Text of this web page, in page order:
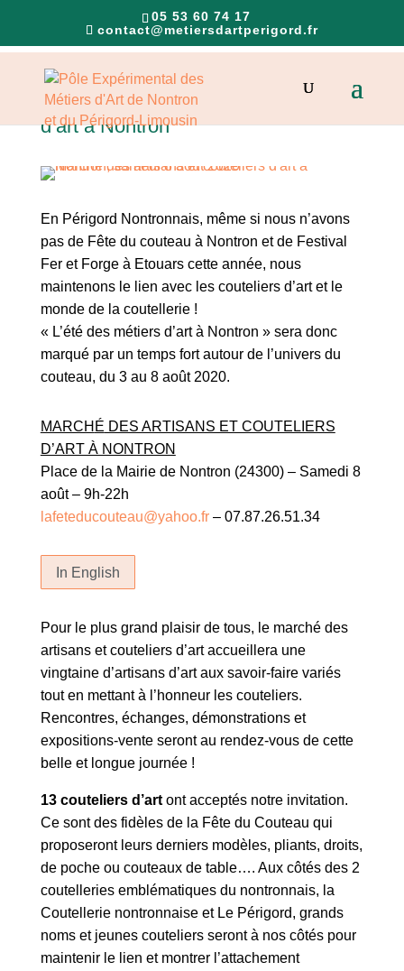
05 53 60 74 17
contact@metiersdartperigord.fr
Marché des artisans et couteliers
d’art à Nontron
En Périgord Nontronnais, même si nous n’avons
pas de Fête du couteau à Nontron et de Festival
Fer et Forge à Etouars cette année, nous
maintenons le lien avec les couteliers d’art et le
monde de la coutellerie !
« L’été des métiers d’art à Nontron » sera donc
marqué par un temps fort autour de l’univers du
couteau, du 3 au 8 août 2020.
MARCH É DES ARTISANS ET COUTELIERS
D’ART À NONTRON
Place de la Mairie de Nontron (24300) – Samedi 8
août – 9h-22h
lafeteducouteau@yahoo.fr– 07.87.26.51.34
In English
Pour le plus grand plaisir de tous, le marché des
artisans et couteliers d’art accueillera une
vingtaine d’artisans d’art aux savoir-faire variés
tout en mettant à l’honneur les couteliers.
Rencontres, échanges, démonstrations et
expositions-vente seront au rendez-vous de cette
belle et longue journée !
13 couteliers d’artont acceptés notre invitation.
Ce sont des fidèles de la Fête du Couteau qui
proposeront leurs derniers modèles, pliants, droits,
de poche ou couteaux de table…. Aux côtés des 2
coutelleries emblématiques du nontronnais, la
Coutellerie nontronnaise et Le Périgord, grands
noms et jeunes couteliers seront à nos côtés pour
maintenir le lien et montrer l’attachement